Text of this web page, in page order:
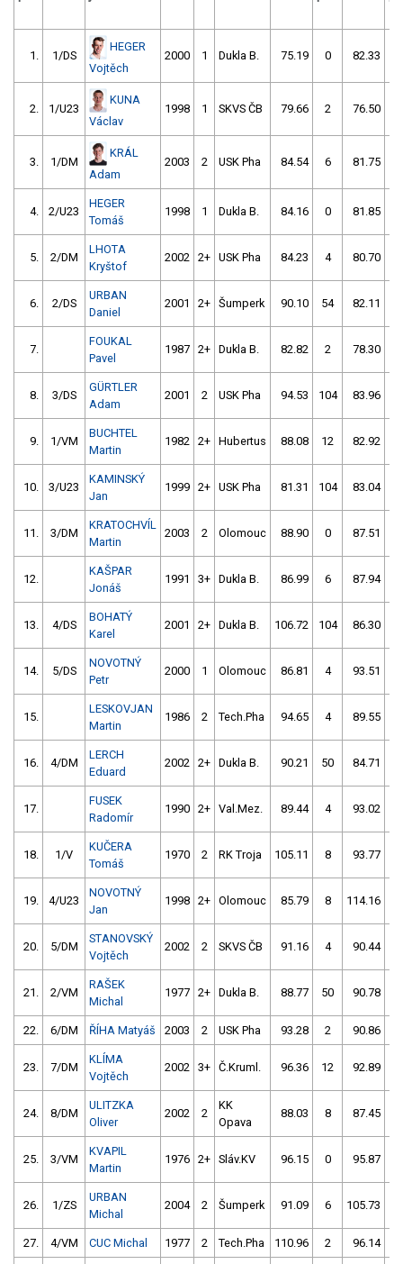
1. 1/DS
HEGER
Vojtěch
2000 1 Dukla B. 75.19 0 82.33
2. 1/U23
KUNA
Václav
1998 1 SKVS ČB 79.66 2 76.50
3. 1/DM
KRÁL
Adam
2003 2 USK Pha 84.54 6 81.75
4. 2/U23
HEGER
Tomáš
1998 1 Dukla B. 84.16 0 81.85
5. 2/DM
LHOTA
Kryštof
2002 2+ USK Pha 84.23 4 80.70
6. 2/DS
URBAN
Daniel
2001 2+ Šumperk 90.10 54 82.11
7.
FOUKAL
Pavel
1987 2+ Dukla B. 82.82 2 78.30
8. 3/DS
GÜRTLER
Adam
2001 2 USK Pha 94.53 104 83.96
9. 1/VM
BUCHTEL
Martin
1982 2+ Hubertus 88.08 12 82.92
10. 3/U23
KAMINSKÝ
Jan
1999 2+ USK Pha 81.31 104 83.04
11. 3/DM
KRATOCHVÍL
Martin
2003 2 Olomouc 88.90 0 87.51
12.
KAŠPAR
Jonáš
1991 3+ Dukla B. 86.99 6 87.94
13. 4/DS
BOHATÝ
Karel
2001 2+ Dukla B. 106.72 104 86.30
14. 5/DS
NOVOTNÝ
Petr
2000 1 Olomouc 86.81 4 93.51
15.
LESKOVJAN
Martin
1986 2 Tech.Pha 94.65 4 89.55
16. 4/DM
LERCH
Eduard
2002 2+ Dukla B. 90.21 50 84.71
17.
FUSEK
Radomír
1990 2+ Val.Mez. 89.44 4 93.02
18. 1/V
KUČERA
Tomáš
1970 2 RK Troja 105.11 8 93.77
19. 4/U23
NOVOTNÝ
Jan
1998 2+ Olomouc 85.79 8 114.16
20. 5/DM
STANOVSKÝ
Vojtěch
2002 2 SKVS ČB 91.16 4 90.44
21. 2/VM
RAŠEK
Michal
1977 2+ Dukla B. 88.77 50 90.78
22. 6/DM ŘÍHA Matyáš 2003 2 USK Pha 93.28 2 90.86
23. 7/DM
KLÍMA
Vojtěch
2002 3+ Č.Kruml. 96.36 12 92.89
24. 8/DM
ULITZKA
Oliver
2002 2
KK
Opava
88.03 8 87.45
25. 3/VM
KVAPIL
Martin
1976 2+ Sláv.KV 96.15 0 95.87
26. 1/ZS
URBAN
Michal
2004 2 Šumperk 91.09 6 105.73
27. 4/VM CUC Michal 1977 2 Tech.Pha 110.96 2 96.14